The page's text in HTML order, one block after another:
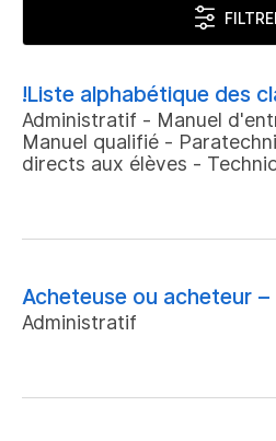
!Liste alphabétique des
Administratif - Manuel
Manuel qualifié -
directs aux élèves -
Acheteuse ou acheteur –
Administratif